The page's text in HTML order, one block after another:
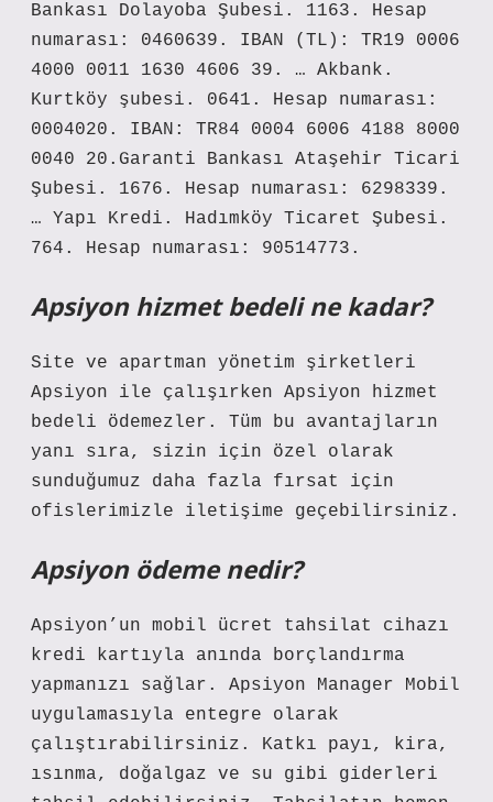
Bankası Dolayoba Şubesi. 1163. Hesap
numarası: 0460639. IBAN (TL): TR19 0006
4000 0011 1630 4606 39. … Akbank.
Kurtköy şubesi. 0641. Hesap numarası:
0004020. IBAN: TR84 0004 6006 4188 8000
0040 20.Garanti Bankası Ataşehir Ticari
Şubesi. 1676. Hesap numarası: 6298339.
… Yapı Kredi. Hadımköy Ticaret Şubesi.
764. Hesap numarası: 90514773.
Apsiyon hizmet bedeli ne kadar?
Site ve apartman yönetim şirketleri
Apsiyon ile çalışırken Apsiyon hizmet
bedeli ödemezler. Tüm bu avantajların
yanı sıra, sizin için özel olarak
sunduğumuz daha fazla fırsat için
ofislerimizle iletişime geçebilirsiniz.
Apsiyon ödeme nedir?
Apsiyon’un mobil ücret tahsilat cihazı
kredi kartıyla anında borçlandırma
yapmanızı sağlar. Apsiyon Manager Mobil
uygulamasıyla entegre olarak
çalıştırabilirsiniz. Katkı payı, kira,
ısınma, doğalgaz ve su gibi giderleri